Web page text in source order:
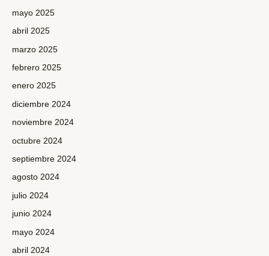
mayo 2025
abril 2025
marzo 2025
febrero 2025
enero 2025
diciembre 2024
noviembre 2024
octubre 2024
septiembre 2024
agosto 2024
julio 2024
junio 2024
mayo 2024
abril 2024